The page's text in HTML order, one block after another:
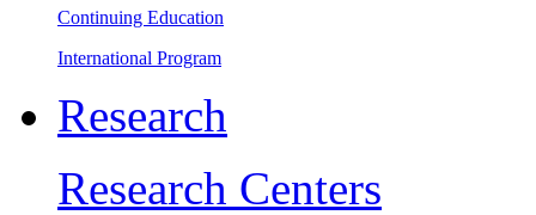
Continuing Education
International Program
Research
Research Centers